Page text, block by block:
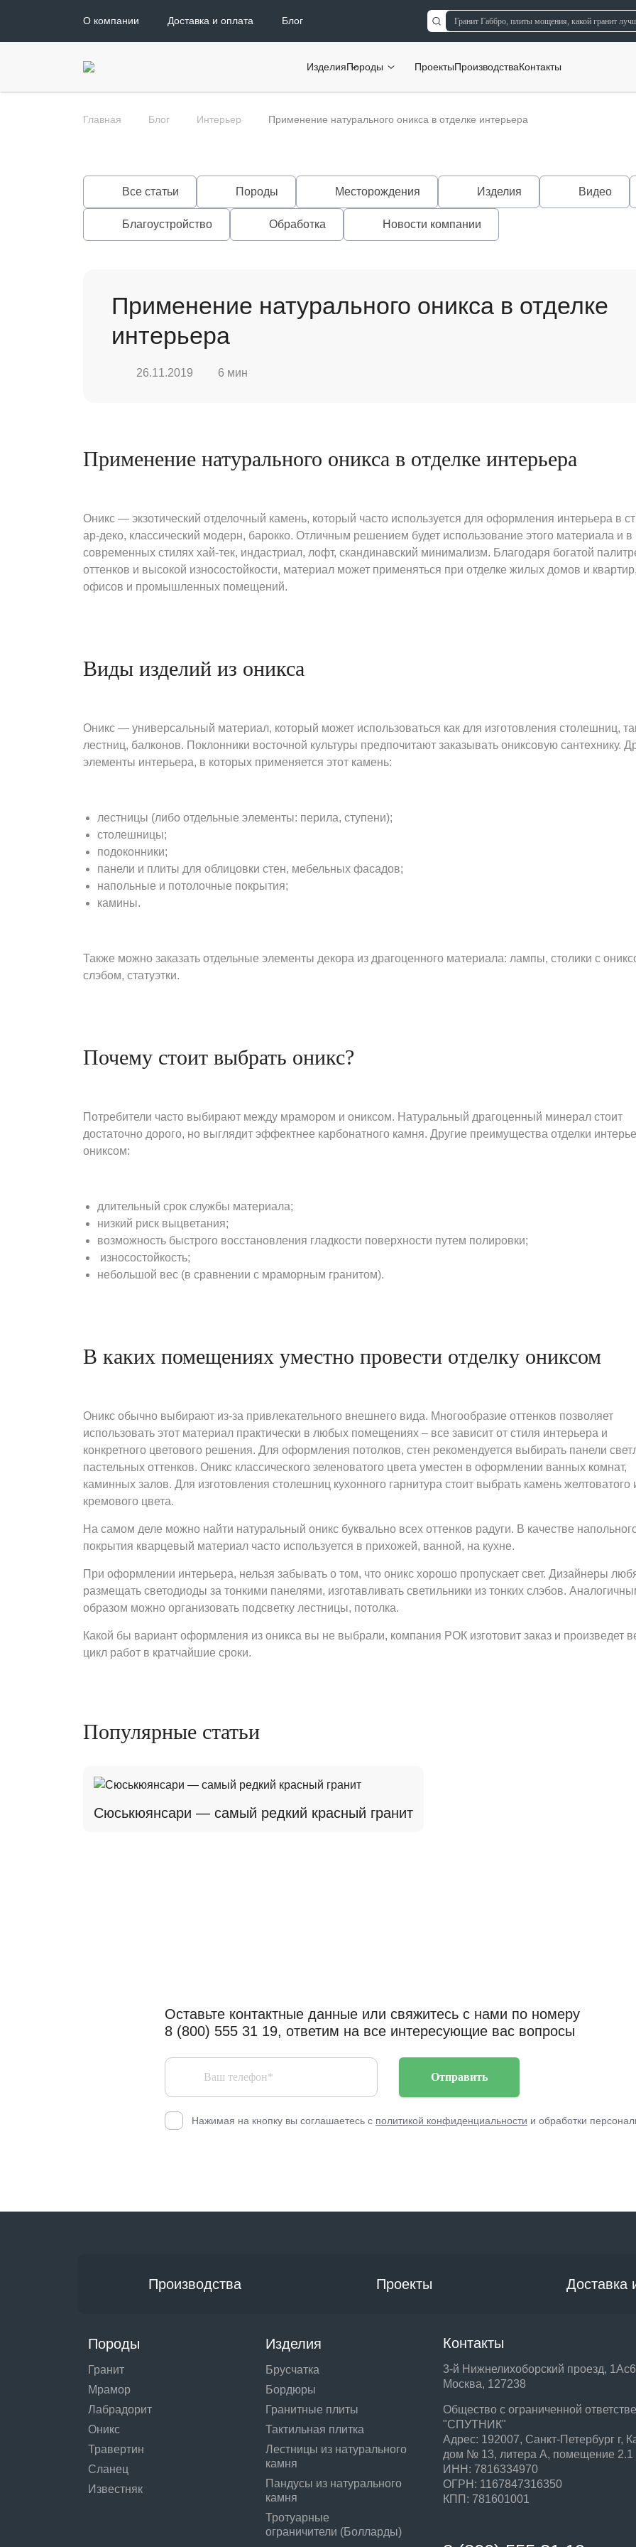
О компании Доставка и оплата Блог
ИзделияПороды ПроектыПроизводстваКонтакты
Главная Блог Интерьер Применение натурального оникса в отделке интерьера
Все статьи Породы Месторождения Изделия Видео
Благоустройство Обработка Новости компании
Применение натурального оникса в отделке
интерьера
26.11.2019 6 мин
Применение натурального оникса в отделке интерьера
Оникс — экзотический отделочный камень, который часто используется для оформления интерьера в
ар-деко, классический модерн, барокко. Отличным решением будет использование этого материала и в
современных стилях хай-тек, индастриал, лофт, скандинавский минимализм. Благодаря богатой
оттенков и высокой износостойкости, материал может применяться при отделке жилых домов и квартир,
офисов и промышленных помещений.
Виды изделий из оникса
Оникс — универсальный материал, который может использоваться как для изготовления столешниц,
лестниц, балконов. Поклонники восточной культуры предпочитают заказывать ониксовую сантехнику.
элементы интерьера, в которых применяется этот камень:
лестницы (либо отдельные элементы: перила, ступени);
столешницы;
подоконники;
панели и плиты для облицовки стен, мебельных фасадов;
напольные и потолочные покрытия;
камины.
Также можно заказать отдельные элементы декора из драгоценного материала: лампы, столики с
слэбом, статуэтки.
Почему стоит выбрать оникс?
Потребители часто выбирают между мрамором и ониксом. Натуральный драгоценный минерал стоит
достаточно дорого, но выглядит эффектнее карбонатного камня. Другие преимущества отделки
ониксом:
длительный срок службы материала;
низкий риск выцветания;
возможность быстрого восстановления гладкости поверхности путем полировки;
износостойкость;
небольшой вес (в сравнении с мраморным гранитом).
В каких помещениях уместно провести отделку ониксом
Оникс обычно выбирают из-за привлекательного внешнего вида. Многообразие оттенков позволяет
использовать этот материал практически в любых помещениях – все зависит от стиля интерьера и
конкретного цветового решения. Для оформления потолков, стен рекомендуется выбирать панели
пастельных оттенков. Оникс классического зеленоватого цвета уместен в оформлении ванных комнат,
каминных залов. Для изготовления столешниц кухонного гарнитура стоит выбрать камень желтоватого
кремового цвета.
На самом деле можно найти натуральный оникс буквально всех оттенков радуги. В качестве
покрытия кварцевый материал часто используется в прихожей, ванной, на кухне.
При оформлении интерьера, нельзя забывать о том, что оникс хорошо пропускает свет. Дизайнеры
размещать светодиоды за тонкими панелями, изготавливать светильники из тонких слэбов.
образом можно организовать подсветку лестницы, потолка.
Какой бы вариант оформления из оникса вы не выбрали, компания РОК изготовит заказ и произведет
цикл работ в кратчайшие сроки.
Популярные статьи
Сюськюянсари — самый редкий красный гранит
Оставьте контактные данные или свяжитесь с нами по номеру
8 (800) 555 31 19, ответим на все интересующие вас вопросы
Отправить
Нажимая на кнопку вы соглашаетесь с политикой конфиденциальности и обработки
Производства Проекты Доставка
Породы
Гранит
Мрамор
Лабрадорит
Оникс
Травертин
Сланец
Известняк
Изделия
Брусчатка
Бордюры
Гранитные плиты
Тактильная плитка
Лестницы из натурального
камня
Пандусы из натурального
камня
Тротуарные
ограничители (Болларды)
Контакты
3-й Нижнелихоборский проезд, 1Ас6
Москва, 127238
Общество с ограниченной
"СПУТНИК"
Адрес: 192007, Санкт-Петербург г,
дом № 13, литера А, помещение 2.1
ИНН: 7816334970
ОГРН: 1167847316350
КПП: 781601001